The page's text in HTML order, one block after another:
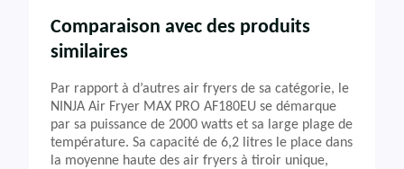
Comparaison avec des produits
similaires
Par rapport à d’autres air fryers de sa catégorie, le
NINJA Air Fryer MAX PRO AF180EU se démarque
par sa puissance de 2000 watts et sa large plage de
température. Sa capacité de 6,2 litres le place dans
la moyenne haute des air fryers à tiroir unique,